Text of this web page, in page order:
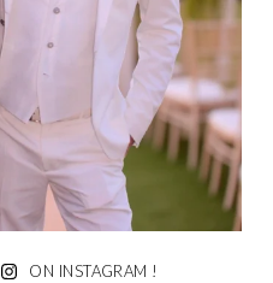
ON INSTAGRAM !